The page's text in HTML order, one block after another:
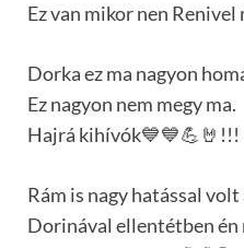
Ez van mikor nen
Dorka ez ma nagyon
Ez nagyon nem megy ma.
Hajrá kihívók💙💙💪🤘!!!
Rám is nagy hatással
Dorinával ellentétben